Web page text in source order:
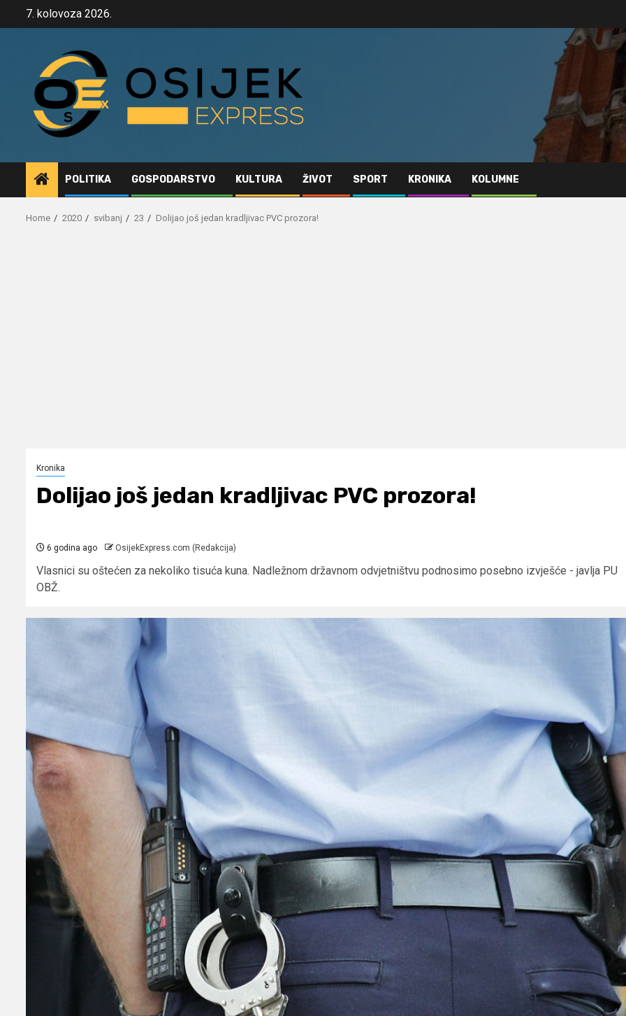
7. kolovoza 2026.
POLITIKA GOSPODARSTVO KULTURA ŽIVOT SPORT KRONIKA KOLUMNE
Home 2020 svibanj 23 Dolijao još jedan kradljivac PVC prozora!
Kronika
Dolijao još jedan kradljivac PVC prozora!
6 godina ago OsijekExpress.com (Redakcija)
Vlasnici su oštećen za nekoliko tisuća kuna. Nadležnom državnom odvjetništvu podnosimo posebno izvješće - javlja PU
OBŽ.